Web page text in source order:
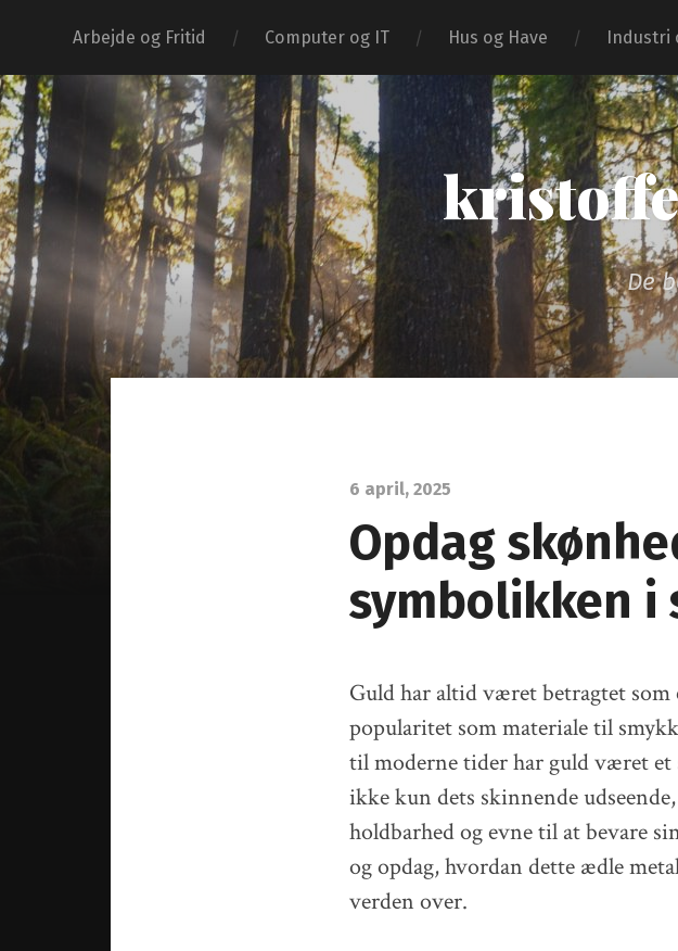
Arbejde og Fritid Computer og IT Hus og Have Industri
De
6 april, 2025
Opdag
symbolikken i
Guld har altid været betragtet
popularitet som materiale til
til moderne tider har guld været et
ikke kun dets skinnende
holdbarhed og evne til at bevare
og opdag, hvordan dette ædle
verden over.